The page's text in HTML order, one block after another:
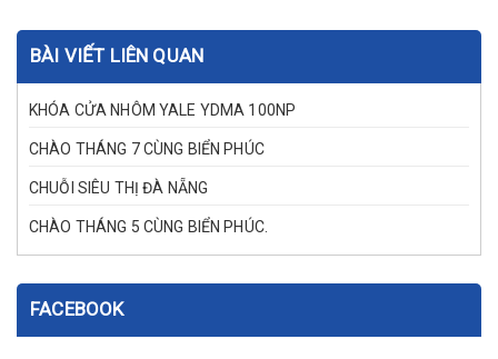
BÀI VIẾT LIÊN QUAN
KHÓA CỬA NHÔM YALE YDMA 100NP
CHÀO THÁNG 7 CÙNG BIỂN PHÚC
CHUỖI SIÊU THỊ ĐÀ NẴNG
CHÀO THÁNG 5 CÙNG BIỂN PHÚC.
FACEBOOK